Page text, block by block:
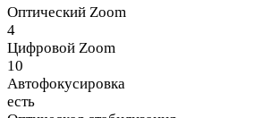
Оптический Zoom
4
Цифровой Zoom
10
Автофокусировка
есть